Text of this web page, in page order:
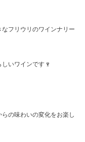
フリウリのワインナリー
いワインです🍷
の味わいの変化をお楽し